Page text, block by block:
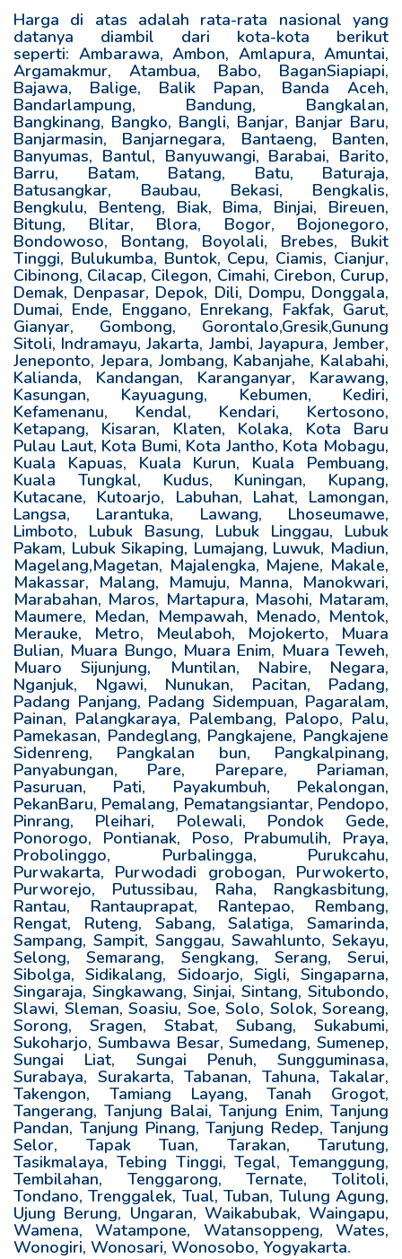
Harga di atas adalah rata-rata nasional yang
datanya diambil dari kota-kota berikut
seperti: Ambarawa, Ambon, Amlapura, Amuntai,
Argamakmur, Atambua, Babo, BaganSiapiapi,
Bajawa, Balige, Balik Papan, Banda Aceh,
Bandarlampung, Bandung, Bangkalan,
Bangkinang, Bangko, Bangli, Banjar, Banjar Baru,
Banjarmasin, Banjarnegara, Bantaeng, Banten,
Banyumas, Bantul, Banyuwangi, Barabai, Barito,
Barru, Batam, Batang, Batu, Baturaja,
Batusangkar, Baubau, Bekasi, Bengkalis,
Bengkulu, Benteng, Biak, Bima, Binjai, Bireuen,
Bitung, Blitar, Blora, Bogor, Bojonegoro,
Bondowoso, Bontang, Boyolali, Brebes, Bukit
Tinggi, Bulukumba, Buntok, Cepu, Ciamis, Cianjur,
Cibinong, Cilacap, Cilegon, Cimahi, Cirebon, Curup,
Demak, Denpasar, Depok, Dili, Dompu, Donggala,
Dumai, Ende, Enggano, Enrekang, Fakfak, Garut,
Gianyar, Gombong, Gorontalo,Gresik,Gunung
Sitoli, Indramayu, Jakarta, Jambi, Jayapura, Jember,
Jeneponto, Jepara, Jombang, Kabanjahe, Kalabahi,
Kalianda, Kandangan, Karanganyar, Karawang,
Kasungan, Kayuagung, Kebumen, Kediri,
Kefamenanu, Kendal, Kendari, Kertosono,
Ketapang, Kisaran, Klaten, Kolaka, Kota Baru
Pulau Laut, Kota Bumi, Kota Jantho, Kota Mobagu,
Kuala Kapuas, Kuala Kurun, Kuala Pembuang,
Kuala Tungkal, Kudus, Kuningan, Kupang,
Kutacane, Kutoarjo, Labuhan, Lahat, Lamongan,
Langsa, Larantuka, Lawang, Lhoseumawe,
Limboto, Lubuk Basung, Lubuk Linggau, Lubuk
Pakam, Lubuk Sikaping, Lumajang, Luwuk, Madiun,
Magelang,Magetan, Majalengka, Majene, Makale,
Makassar, Malang, Mamuju, Manna, Manokwari,
Marabahan, Maros, Martapura, Masohi, Mataram,
Maumere, Medan, Mempawah, Menado, Mentok,
Merauke, Metro, Meulaboh, Mojokerto, Muara
Bulian, Muara Bungo, Muara Enim, Muara Teweh,
Muaro Sijunjung, Muntilan, Nabire, Negara,
Nganjuk, Ngawi, Nunukan, Pacitan, Padang,
Padang Panjang, Padang Sidempuan, Pagaralam,
Painan, Palangkaraya, Palembang, Palopo, Palu,
Pamekasan, Pandeglang, Pangkajene, Pangkajene
Sidenreng, Pangkalan bun, Pangkalpinang,
Panyabungan, Pare, Parepare, Pariaman,
Pasuruan, Pati, Payakumbuh, Pekalongan,
PekanBaru, Pemalang, Pematangsiantar, Pendopo,
Pinrang, Pleihari, Polewali, Pondok Gede,
Ponorogo, Pontianak, Poso, Prabumulih, Praya,
Probolinggo, Purbalingga, Purukcahu,
Purwakarta, Purwodadi grobogan, Purwokerto,
Purworejo, Putussibau, Raha, Rangkasbitung,
Rantau, Rantauprapat, Rantepao, Rembang,
Rengat, Ruteng, Sabang, Salatiga, Samarinda,
Sampang, Sampit, Sanggau, Sawahlunto, Sekayu,
Selong, Semarang, Sengkang, Serang, Serui,
Sibolga, Sidikalang, Sidoarjo, Sigli, Singaparna,
Singaraja, Singkawang, Sinjai, Sintang, Situbondo,
Slawi, Sleman, Soasiu, Soe, Solo, Solok, Soreang,
Sorong, Sragen, Stabat, Subang, Sukabumi,
Sukoharjo, Sumbawa Besar, Sumedang, Sumenep,
Sungai Liat, Sungai Penuh, Sungguminasa,
Surabaya, Surakarta, Tabanan, Tahuna, Takalar,
Takengon, Tamiang Layang, Tanah Grogot,
Tangerang, Tanjung Balai, Tanjung Enim, Tanjung
Pandan, Tanjung Pinang, Tanjung Redep, Tanjung
Selor, Tapak Tuan, Tarakan, Tarutung,
Tasikmalaya, Tebing Tinggi, Tegal, Temanggung,
Tembilahan, Tenggarong, Ternate, Tolitoli,
Tondano, Trenggalek, Tual, Tuban, Tulung Agung,
Ujung Berung, Ungaran, Waikabubak, Waingapu,
Wamena, Watampone, Watansoppeng, Wates,
Wonogiri, Wonosari, Wonosobo, Yogyakarta.